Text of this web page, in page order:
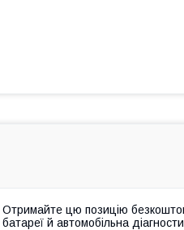
Отримайте цю позицію
батареї й автомобільна